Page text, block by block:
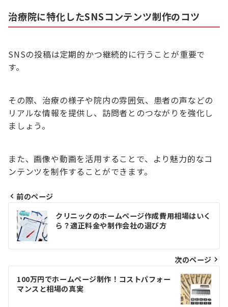
治療院に特化したSNSコンテンツ制作のコツ
SNSの投稿は定期的かつ継続的に行うことが重要で
す。
その際、治療の様子や院内の雰囲気、患者の声などの
リアルな情報を提供し、訪問者とのつながりを強化し
ましょう。
また、画像や動画を活用することで、より魅力的なコ
ンテンツを制作することができます。
投
稿
ナ
ビ
ゲ
前のページ
クリニックのホームページ作成費用相場はいく
ら？適正料金や制作会社の選び方
次のページ
100万円でホームページ制作！コストパフォー
マンスと相場の真実